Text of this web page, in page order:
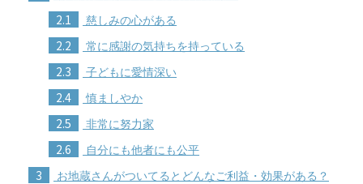
2.1 慈しみの心がある
2.2 常に感謝の気持ちを持っている
2.3 子どもに愛情深い
2.4 慎ましやか
2.5 非常に努力家
2.6 自分にも他者にも公平
3 お地蔵さんがついてるとどんなご利益・効果がある？